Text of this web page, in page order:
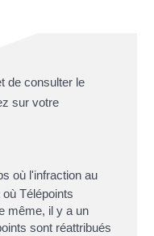
de consulter le
sur votre
où l'infraction au
Télépoints
même, il y a un
sont réattribués